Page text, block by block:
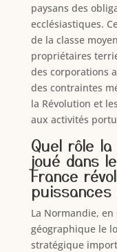
paysans des
ecclésiastiques.
de la classe
propriétaires
des corporations
des contraintes
la Révolution et
aux activités
Quel rôle
joué dans
France
La Normandie,
géographique le
stratégique